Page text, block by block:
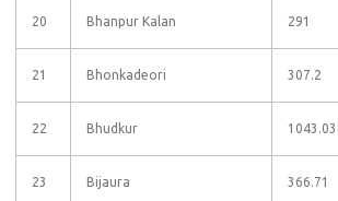
20 Bhanpur Kalan 291
21 Bhonkadeori 307.2
22 Bhudkur 1043.03
23 Bijaura 366.71